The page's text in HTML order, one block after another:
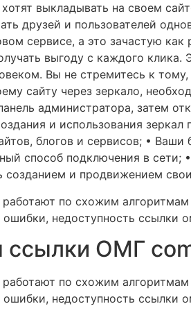
выкладывать на своем
друзей и пользователей
сервисе, а это зачастую
выгоду с каждого
Вы не стремитесь к
сайту через зеркало,
администратора, затем
и использования
блогов и сервисов; •
способ подключения в
созданием и продвижением
работают по схожим
недоступность ссылки
ссылки ОМГ
работают по схожим
недоступность ссылки